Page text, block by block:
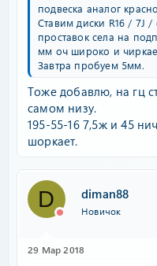
подвеска аналог
Ставим диски R16 / 7J /
проставок села на
мм оч широко и
Завтра пробуем 5мм.
Тоже добавлю, на гц
самом низу.
195-55-16 7,5ж и 45
шоркает.
D diman88
Новичок
29 Мар 2018